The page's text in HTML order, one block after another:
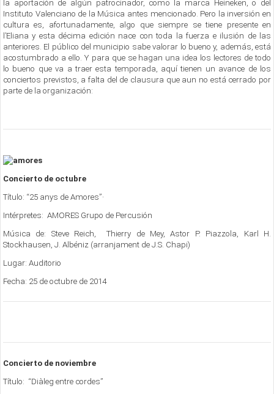
la aportación de algún patrocinador, como la marca Heineken, o del
Instituto Valenciano de la Música antes mencionado. Pero la inversión en
cultura es, afortunadamente, algo que siempre se tiene presente en
l’Eliana y esta décima edición nace con toda la fuerza e ilusión de las
anteriores. El público del municipio sabe valorar lo bueno y, además, está
acostumbrado a ello. Y para que se hagan una idea los lectores de todo
lo bueno que va a traer esta temporada, aquí tienen un avance de los
conciertos previstos, a falta del de clausura que aun no está cerrado por
parte de la organización:
Concierto de octubre
Título: “25 anys de Amores”·
Intérpretes: AMORES Grupo de Percusión
Música de: Steve Reich, Thierry de Mey, Astor P. Piazzola, Karl H.
Stockhausen, J. Albéniz (arranjament de J.S. Chapi)
Lugar: Auditorio
Fecha: 25 de octubre de 2014
Concierto de noviembre
Título: “Diàleg entre cordes”